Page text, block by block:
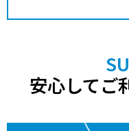
安心してご